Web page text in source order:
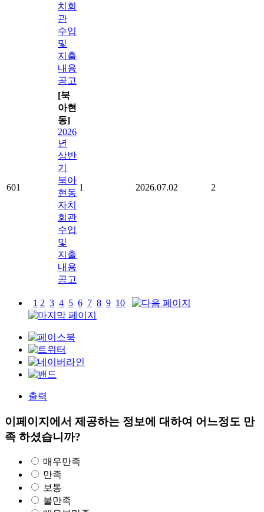
치회
관
수입
및
지출
내용
공고
601
[북
아현
동]
2026
년
상반
기
북아
현동
자치
회관
수입
및
지출
내용
공고
1 2026.07.02 2
1 2 3 4 5 6 7 8 9 10
출력
이페이지에서 제공하는 정보에 대하여 어느정도 만
족 하셨습니까?
매우만족
만족
보통
불만족